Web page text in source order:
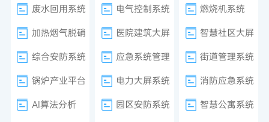
废水回用系统
电气控制系统
燃烧机系统
加热烟气脱硝
医院建筑大屏
智慧社区大屏
综合安防系统
应急系统管理
街道管理系统
锅炉产业平台
电力大屏系统
消防应急系统
AI算法分析
园区安防系统
智慧公寓系统